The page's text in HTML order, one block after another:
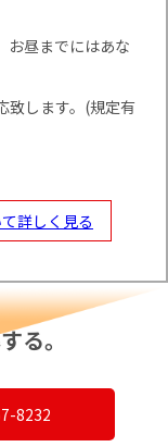
お昼までにはあな
致します。(規定有
詳しく見る
る。
8232